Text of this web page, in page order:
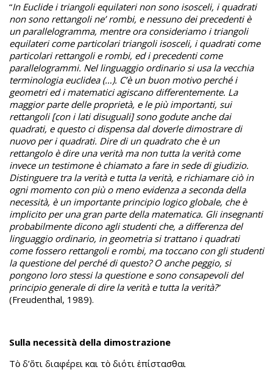
“In Euclide i triangoli equilateri non sono isosceli, i quadrati
non sono rettangoli ne’ rombi, e nessuno dei precedenti è
un parallelogramma, mentre ora consideriamo i triangoli
equilateri come particolari triangoli isosceli, i quadrati come
particolari rettangoli e rombi, ed i precedenti come
parallelogrammi. Nel linguaggio ordinario si usa la vecchia
terminologia euclidea (…). C’è un buon motivo perché i
geometri ed i matematici agiscano differentemente. La
maggior parte delle proprietà, e le più importanti, sui
rettangoli[con i lati disuguali] sono godute anche dai
quadrati, e questo ci dispensa dal doverle dimostrare di
nuovo per i quadrati. Dire di un quadrato che è un
rettangolo è dire una verità ma non tutta la verità come
invece un testimone è chiamato a fare in sede di giudizio.
Distinguere tra la verità e tutta la verità, e richiamare ciò in
ogni momento con più o meno evidenza a seconda della
necessità, è un importante principio logico globale, che è
implicito per una gran parte della matematica. Gli insegnanti
probabilmente dicono agli studenti che, a differenza del
linguaggio ordinario, in geometria si trattano i quadrati
come fossero rettangoli e rombi, ma toccano con gli studenti
la questione del perché di questo? O anche peggio, si
pongono loro stessi la questione e sono consapevoli del
principio generale di dire la verità e tutta la verità?”
(Freudenthal, 1989).
Sulla necessità della dimostrazione
Τὸ δ’ὅτι διαφέρει και τὸ διότι ἐπίστασθαι